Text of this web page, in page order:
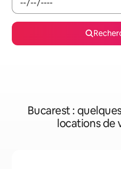
Bucarest :
locations de